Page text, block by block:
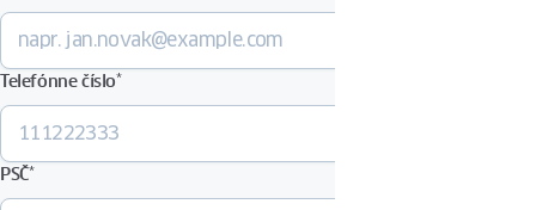
Telefónne číslo*
PSČ*